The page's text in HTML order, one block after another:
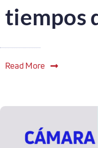
tiempos
Read More